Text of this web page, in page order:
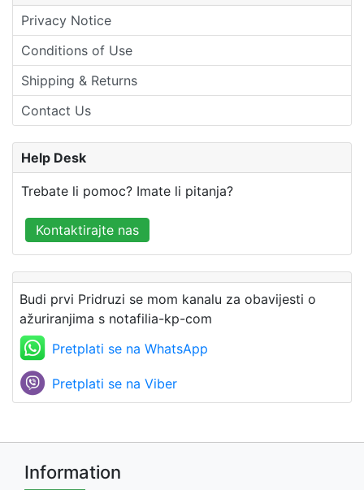
Privacy Notice
Conditions of Use
Shipping & Returns
Contact Us
Help Desk
Trebate li pomoc? Imate li pitanja?
Kontaktirajte nas
Budi prvi Pridruzi se mom kanalu za obavijesti o
ažuriranjima s notafilia-kp-com
Pretplati se na WhatsApp
Pretplati se na Viber
Information